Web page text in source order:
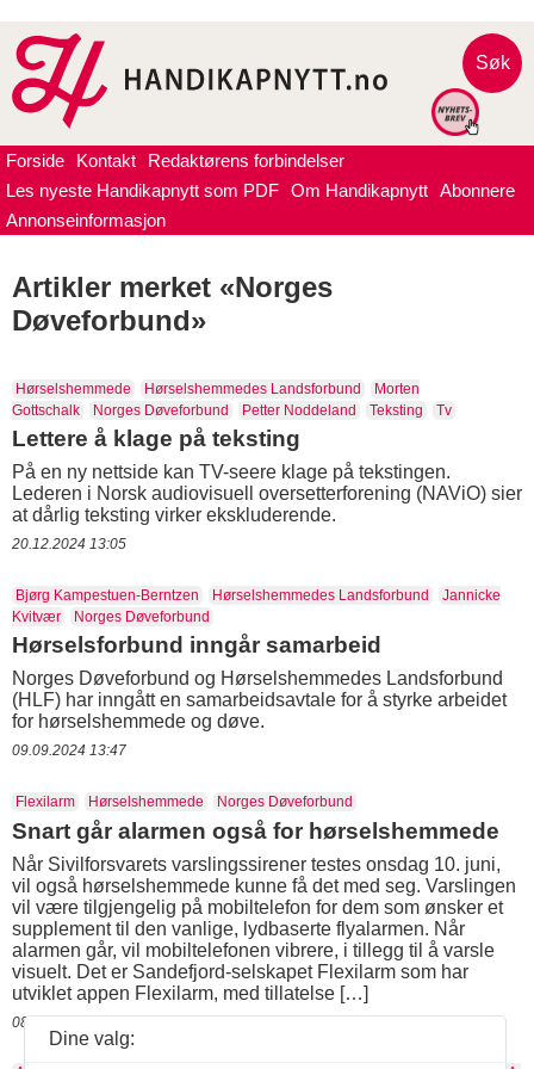
Søk
Forside Kontakt
Redaktørens forbindelser
Les nyeste Handikapnytt som PDF Om Handikapnytt Abonnere
Annonseinformasjon
Artikler merket «Norges
Døveforbund»
Hørselshemmede Hørselshemmedes Landsforbund
Morten
Gottschalk
Norges Døveforbund Petter Noddeland Teksting Tv
Lettere å klage på teksting
På en ny nettside kan TV-seere klage på tekstingen.
Lederen i Norsk audiovisuell oversetterforening (NAViO) sier
at dårlig teksting virker ekskluderende.
20.12.2024 13:05
Bjørg Kampestuen-Berntzen Hørselshemmedes Landsforbund
Jannicke
Kvitvær
Norges Døveforbund
Hørselsforbund inngår samarbeid
Norges Døveforbund og Hørselshemmedes Landsforbund
(HLF) har inngått en samarbeidsavtale for å styrke arbeidet
for hørselshemmede og døve.
09.09.2024 13:47
Flexilarm Hørselshemmede Norges Døveforbund
Snart går alarmen også for hørselshemmede
Når Sivilforsvarets varslingssirener testes onsdag 10. juni,
vil også hørselshemmede kunne få det med seg. Varslingen
vil være tilgjengelig på mobiltelefon for dem som ønsker et
supplement til den vanlige, lydbaserte flyalarmen. Når
alarmen går, vil mobiltelefonen vibrere, i tillegg til å varsle
visuelt. Det er Sandefjord-selskapet Flexilarm som har
utviklet appen Flexilarm, med tillatelse […]
08.06.2020 09:54
Dine valg: